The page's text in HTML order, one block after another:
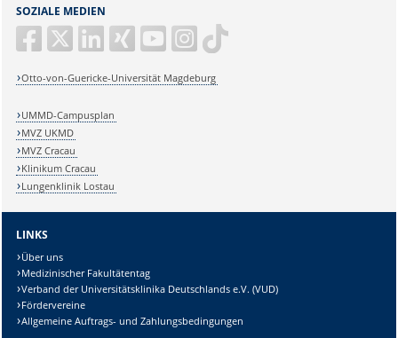
SOZIALE MEDIEN
Otto-von-Guericke-Universität Magdeburg
UMMD-Campusplan
MVZ UKMD
MVZ Cracau
Klinikum Cracau
Lungenklinik Lostau
LINKS
Über uns
Medizinischer Fakultätentag
Verband der Universitätsklinika Deutschlands e.V. (VUD)
Fördervereine
Allgemeine Auftrags- und Zahlungsbedingungen